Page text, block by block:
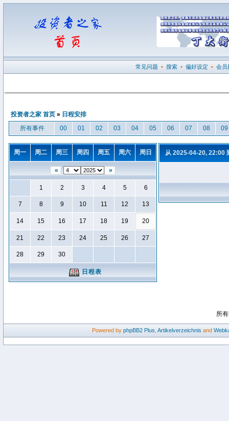
常见问题 • 搜索 • 偏好设定 • 会员
投资者之家 首页 » 日程安排
所有事件
00 01 02 03 04 05 06 07 08 09
周一 周二 周三 周四 周五 周六 周日
« »
1 2 3 4 5 6
7 8 9 10 11 12 13
14 15 16 17 18 19 20
21 22 23 24 25 26 27
28 29 30
日程表
从 2025-04-20, 22:00
所
Powered by phpBB2 Plus Artikelverzeichnis and